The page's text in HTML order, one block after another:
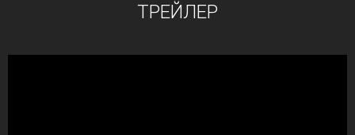
ТРЕЙЛЕР